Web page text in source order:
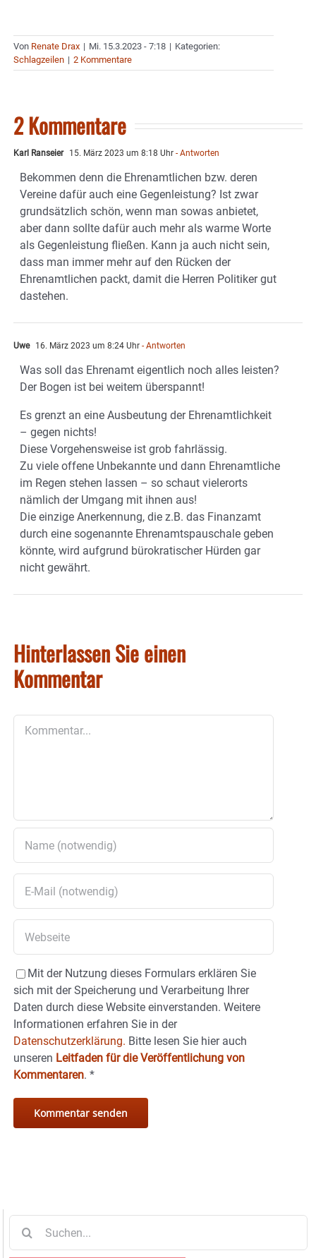
Von Renate Drax | Mi. 15.3.2023 - 7:18 | Kategorien:
Schlagzeilen | 2 Kommentare
2 Kommentare
Karl Ranseier 15. März 2023 um 8:18 Uhr - Antworten
Bekommen denn die Ehrenamtlichen bzw. deren
Vereine dafür auch eine Gegenleistung? Ist zwar
grundsätzlich schön, wenn man sowas anbietet,
aber dann sollte dafür auch mehr als warme Worte
als Gegenleistung fließen. Kann ja auch nicht sein,
dass man immer mehr auf den Rücken der
Ehrenamtlichen packt, damit die Herren Politiker gut
dastehen.
Uwe 16. März 2023 um 8:24 Uhr - Antworten
Was soll das Ehrenamt eigentlich noch alles leisten?
Der Bogen ist bei weitem überspannt!
Es grenzt an eine Ausbeutung der Ehrenamtlichkeit
– gegen nichts!
Diese Vorgehensweise ist grob fahrlässig.
Zu viele offene Unbekannte und dann Ehrenamtliche
im Regen stehen lassen – so schaut vielerorts
nämlich der Umgang mit ihnen aus!
Die einzige Anerkennung, die z.B. das Finanzamt
durch eine sogenannte Ehrenamtspauschale geben
könnte, wird aufgrund bürokratischer Hürden gar
nicht gewährt.
Hinterlassen Sie einen
Kommentar
Mit der Nutzung dieses Formulars erklären Sie
sich mit der Speicherung und Verarbeitung Ihrer
Daten durch diese Website einverstanden. Weitere
Informationen erfahren Sie in der
Datenschutzerklärung. Bitte lesen Sie hier auch
unseren Leitfaden für die Veröffentlichung von
Kommentaren. *
nach: